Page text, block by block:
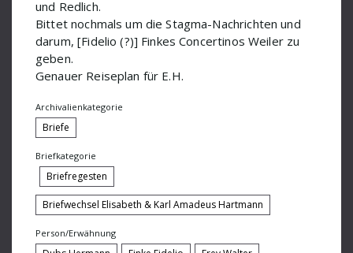
Nijinsky Walsaw
Nussio Otmar
Obrecht
Osterc Slavko
Paul Hindemith
Paul Sacher
Pro-Arte-Quartett
Redlich Hans Ferdinand
und Redlich.
Bittet nochmals um die Stagma-Nachrichten und
darum, [Fidelio (?)] Finkes Concertinos Weiler zu
geben.
Genauer Reiseplan für E.H.
Archivalienkategorie
Briefe
Briefkategorie
Briefregesten
Briefwechsel Elisabeth & Karl Amadeus Hartmann
Person/Erwähnung